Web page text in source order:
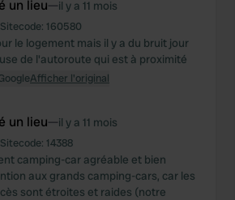
un lieu—il y a 11 mois
Sitecode: 160580
le logement mais il y a du bruit jour
de l'autoroute qui est à proximité
Afficher l'original
un lieu—il y a 11 mois
Sitecode: 14388
camping-car agréable et bien
aux grands camping-cars, car les
sont étroites et raides (notre